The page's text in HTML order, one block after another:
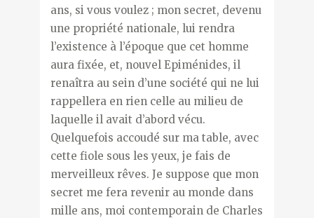
ans, si vous voulez ; mon secret, devenu
une propriété nationale, lui rendra
l’existence à l’époque que cet homme
aura fixée, et, nouvel Epiménides, il
renaîtra au sein d’une société qui ne lui
rappellera en rien celle au milieu de
laquelle il avait d’abord vécu.
Quelquefois accoudé sur ma table, avec
cette fiole sous les yeux, je fais de
merveilleux rêves. Je suppose que mon
secret me fera revenir au monde dans
mille ans, moi contemporain de Charles